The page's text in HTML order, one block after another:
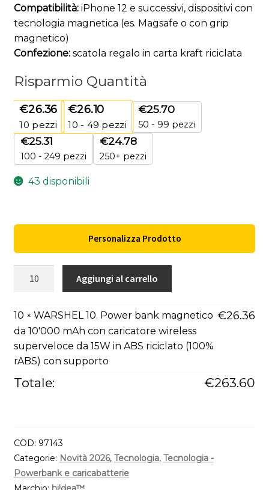
Compatibilità:iPhone 12 e successivi, dispositivi con
tecnologia magnetica (es. Magsafe o con grip
magnetico)
Confezione:scatola regalo in carta kraft riciclata
Risparmio Quantità
€26.36
10 pezzi
€26.10
10 - 49 pezzi
€25.70
50 - 99 pezzi
€25.31
100 - 249 pezzi
€24.78
250+ pezzi
43 disponibili
Personalizza Prodotto
bank
magnetico
da
10'000
mAh
superveloce
da
15W
in
Aggiungi al carrello
10 × WARSHEL 10. Power bank magnetico
da 10'000 mAh con caricatore wireless
superveloce da 15W in ABS riciclato (100%
rABS) con supporto
€26.36
Totale: €263.60
COD: 97143
Categorie: Novità 2026, Tecnologia, Tecnologia -
Powerbank e caricabatterie